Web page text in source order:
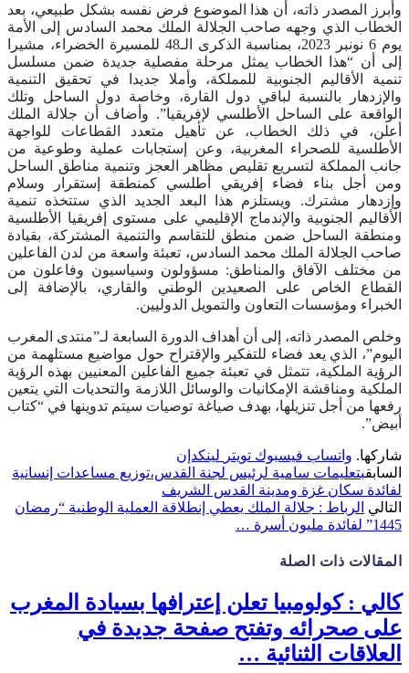
وأبرز المصدر ذاته، أن هذا الموضوع فرض نفسه بشكل طبيعي، بعد
الخطاب الذي وجهه صاحب الجلالة الملك محمد السادس إلى الأمة
يوم 6 نونبر 2023، بمناسبة الذكرى الـ48 للمسيرة الخضراء، مشيرا
إلى أن “هذا الخطاب يمثل مرحلة مفصلية جديدة ضمن مسلسل
تنمية الأقاليم الجنوبية للمملكة، وأملا جديدا في تحقيق التنمية
والإزدهار بالنسبة لباقي دول القارة، وخاصة دول الساحل وتلك
الواقعة على الساحل الأطلسي لإفريقيا”. وأضاف أن جلالة الملك
أعلن، في ذلك الخطاب، عن تأهيل متعدد القطاعات للواجهة
الأطلسية للصحراء المغربية، وعن إستجابات عملية وطوعية من
جانب المملكة لتسريع تقليص مظاهر العجز وتنمية مناطق الساحل
ومن أجل بناء فضاء إفريقي أطلسي كمنطقة إستقرار وسلام
وإزدهار مشترك. ويستلزم هذا البعد الجديد الذي ستتخذه تنمية
الأقاليم الجنوبية والإندماج الإقليمي على مستوى إفريقيا الأطلسية
ومنطقة الساحل ضمن منطق للتقاسم والتنمية المشتركة، بقيادة
صاحب الجلالة الملك محمد السادس، تعبئة واسعة من لدن الفاعلين
من مختلف الآفاق والمناطق: مسؤولون وسياسيون وفاعلون من
القطاع الخاص على الصعيدين الوطني والقاري، بالإضافة إلى
الخبراء ومؤسسات التعاون والتمويل الدوليين.
وخلص المصدر ذاته، إلى أن أهداف الدورة السابعة لـ”منتدى المغرب
اليوم”، الذي يعد فضاء للتفكير والإقتراح حول مواضيع مستلهمة من
الرؤية الملكية، تتمثل في تعبئة جميع الفاعلين المعنيين بهذه الرؤية
الملكية ومناقشة الإمكانيات والوسائل اللازمة والتحديات التي يتعين
رفعها من أجل تنزيلها، بهدف صياغة توصيات سيتم تدوينها في “كتاب
أبيض”.
شاركها. واتساب فيسبوك تويتر لينكدإن
السابقبتعليمات سامية لرئيس لجنة القدس،توزيع مساعدات إنسانية
لفائدة سكان غزة ومدينة القدس الشريف
التالي الرباط : جلالة الملك يعطي إنطلاقة العملية الوطنية “رمضان
1445” لفائدة مليون أسرة …
المقالات ذات الصلة
كالي : كولومبيا تعلن إعترافها بسيادة المغرب
على صحرائه وتفتح صفحة جديدة في
العلاقات الثنائية …